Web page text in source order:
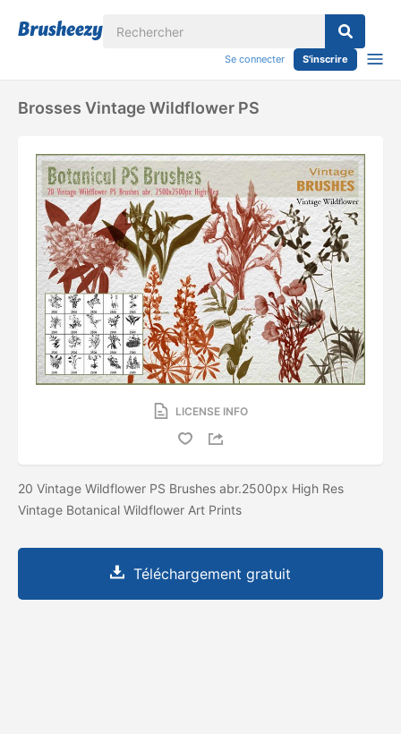
Se connecter S'inscrire
Brosses Vintage Wildflower PS
LICENSE INFO
20 Vintage Wildflower PS Brushes abr.2500px High Res
Vintage Botanical Wildflower Art Prints
Téléchargement gratuit